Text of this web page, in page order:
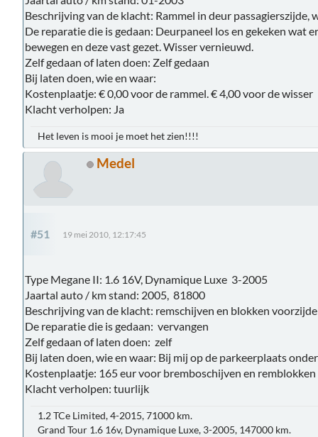
Beschrijving van de klacht: Rammel in deur passagierszijde,
De reparatie die is gedaan: Deurpaneel los en gekeken wat
bewegen en deze vast gezet. Wisser vernieuwd.
Zelf gedaan of laten doen: Zelf gedaan
Bij laten doen, wie en waar:
Kostenplaatje: € 0,00 voor de rammel. € 4,00 voor de wisser
Klacht verholpen: Ja
Het leven is mooi je moet het zien!!!!
Medel
#51 19 mei 2010, 12:17:45
Type Megane II: 1.6 16V, Dynamique Luxe 3-2005
Jaartal auto / km stand: 2005, 81800
Beschrijving van de klacht: remschijven en blokken
De reparatie die is gedaan: vervangen
Zelf gedaan of laten doen: zelf
Bij laten doen, wie en waar: Bij mij op de parkeerplaats
Kostenplaatje: 165 eur voor bremboschijven en
Klacht verholpen: tuurlijk
1.2 TCe Limited, 4-2015, 71000 km.
Grand Tour 1.6 16v, Dynamique Luxe, 3-2005, 147000 km.